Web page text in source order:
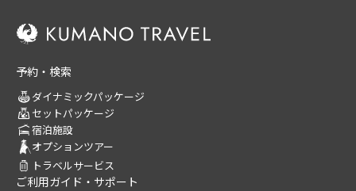
予約・検索
ダイナミックパッケージ
セットパッケージ
宿泊施設
オプションツアー
トラベルサービス
ご利用ガイド・サポート